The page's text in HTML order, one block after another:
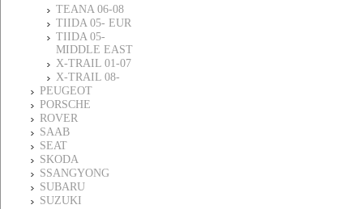
TEANA 06-08
TIIDA 05- EUR
TIIDA 05-
MIDDLE EAST
X-TRAIL 01-07
X-TRAIL 08-
PEUGEOT
PORSCHE
ROVER
SAAB
SEAT
SKODA
SSANGYONG
SUBARU
SUZUKI